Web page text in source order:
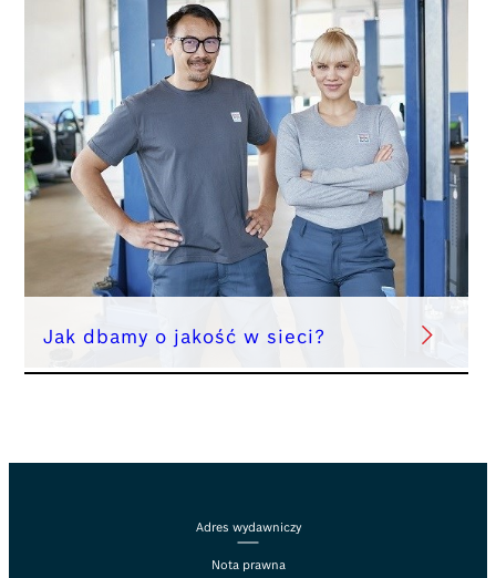
Jak dbamy o jakość w sieci?
Adres wydawniczy
Nota prawna